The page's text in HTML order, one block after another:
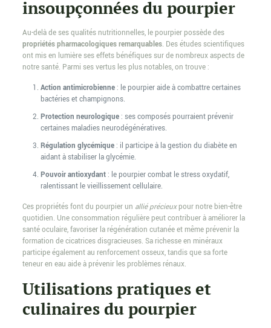
insoupçonnées du pourpier
Au-delà de ses qualités nutritionnelles, le pourpier possède des
propriétés pharmacologiques remarquables. Des études scientifiques
ont mis en lumière ses effets bénéfiques sur de nombreux aspects de
notre santé. Parmi ses vertus les plus notables, on trouve :
Action antimicrobienne: le pourpier aide à combattre certaines
bactéries et champignons.
Protection neurologique: ses composés pourraient prévenir
certaines maladies neurodégénératives.
Régulation glycémique: il participe à la gestion du diabète en
aidant à stabiliser la glycémie.
Pouvoir antioxydant: le pourpier combat le stress oxydatif,
ralentissant le vieillissement cellulaire.
Ces propriétés font du pourpier un allié précieuxpour notre bien-être
quotidien. Une consommation régulière peut contribuer à améliorer la
santé oculaire, favoriser la régénération cutanée et même prévenir la
formation de cicatrices disgracieuses. Sa richesse en minéraux
participe également au renforcement osseux, tandis que sa forte
teneur en eau aide à prévenir les problèmes rénaux.
Utilisations pratiques et
culinaires du pourpier